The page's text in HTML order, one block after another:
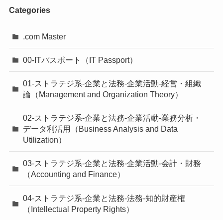
Categories
.com Master
00-ITパスポート（IT Passport）
01-ストラテジ系-企業と法務-企業活動-経営・組織
論（Management and Organization Theory）
02-ストラテジ系-企業と法務-企業活動-業務分析・
データ利活用（Business Analysis and Data
Utilization）
03-ストラテジ系-企業と法務-企業活動-会計・財務
（Accounting and Finance）
04-ストラテジ系-企業と法務-法務-知的財産権
（Intellectual Property Rights）